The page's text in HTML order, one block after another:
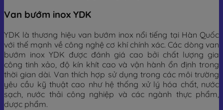
Van bướm inox YDK
YDK là thương hiệu van bướm inox nổi tiếng tại Hàn Quốc
với thế mạnh về công nghệ cơ khí chính xác. Các dòng van
bướm inox YDK được đánh giá cao bởi chất lượng gia
công tinh xảo, độ kín khít cao và vận hành ổn định trong
thời gian dài. Van thích hợp sử dụng trong các môi trường
yêu cầu kỹ thuật cao như hệ thống xử lý hóa chất, nước
sạch, nước thải công nghiệp và các ngành thực phẩm,
dược phẩm.